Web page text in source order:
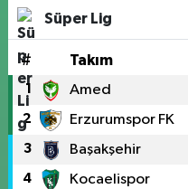
Süper Lig
# Takım
1 Amed
2 Erzurumspor FK
3 Başakşehir
4 Kocaelispor